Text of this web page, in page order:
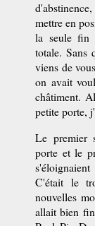
mettre en
la seule fin
totale. Sans
viens de
on avait
châtiment.
petite porte,
Le premier
porte et le
C'était le
nouvelles
allait bien